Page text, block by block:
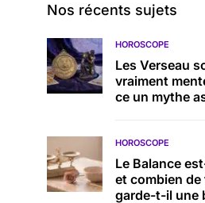
Nos récents sujets
HOROSCOPE
Les Verseau
vraiment
ce un mythe
HOROSCOPE
Le Balance
et combien de
garde-t-il une